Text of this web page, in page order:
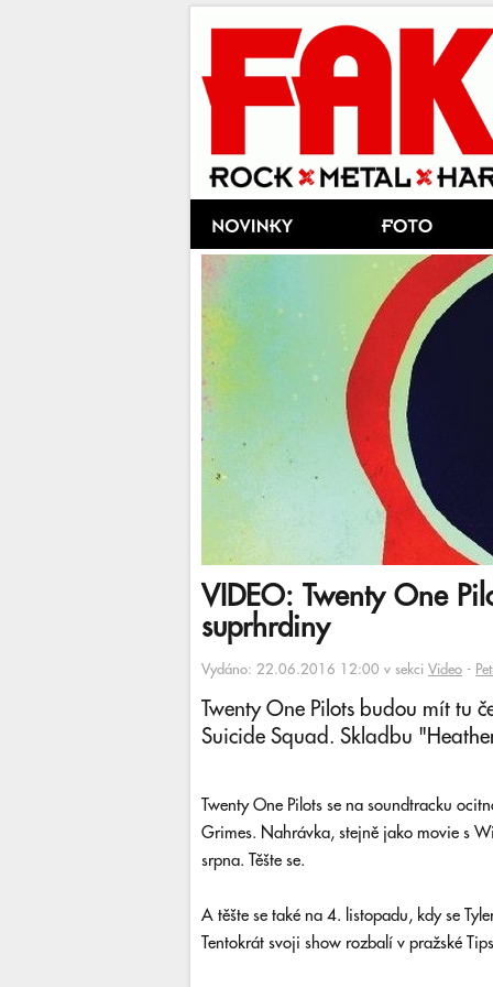
VIDEO: Twenty One
suprhrdiny
Vydáno: 22.06.2016 12:00 v sekci Video -
Twenty One Pilots budou mít tu
Suicide Squad. Skladbu
Twenty One Pilots se na soundtracku
Grimes. Nahrávka, stejně jako movie s
srpna. Těšte se.
A těšte se také na 4. listopadu, kdy se
Tentokrát svoji show rozbalí v pražské